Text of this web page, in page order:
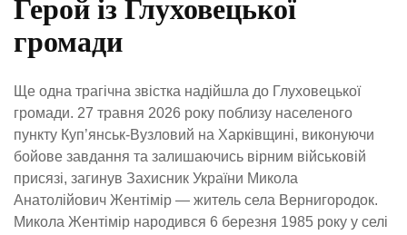
Герой із Глуховецької
громади
Ще одна трагічна звістка надійшла до Глуховецької
громади. 27 травня 2026 року поблизу населеного
пункту Куп’янськ-Вузловий на Харківщині, виконуючи
бойове завдання та залишаючись вірним військовій
присязі, загинув Захисник України Микола
Анатолійович Жентімір — житель села Вернигородок.
Микола Жентімір народився 6 березня 1985 року у селі